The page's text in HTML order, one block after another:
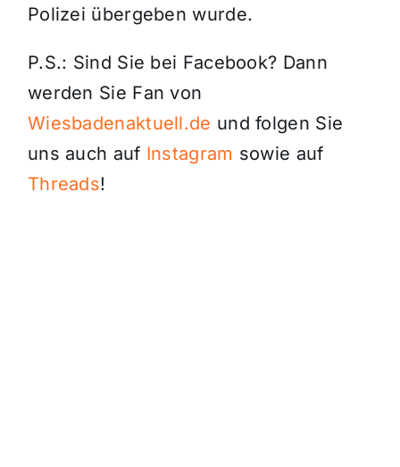
Polizei übergeben wurde.
P.S.: Sind Sie bei Facebook? Dann
werden Sie Fan von
Wiesbadenaktuell.de und folgen Sie
uns auch auf Instagram sowie auf
Threads!